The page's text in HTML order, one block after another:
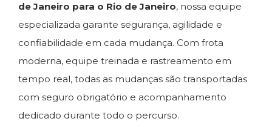
de Janeiro para o Rio de Janeiro, nossa equipe
especializada garante segurança, agilidade e
confiabilidade em cada mudança. Com frota
moderna, equipe treinada e rastreamento em
tempo real, todas as mudanças são transportadas
com seguro obrigatório e acompanhamento
dedicado durante todo o percurso.